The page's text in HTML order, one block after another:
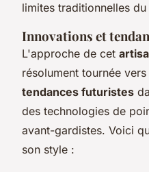
limites traditionnelles
Innovations et
L'approche de cet
résolument tournée
tendances futuristes
des technologies de
avant-gardistes. Voici
son style :